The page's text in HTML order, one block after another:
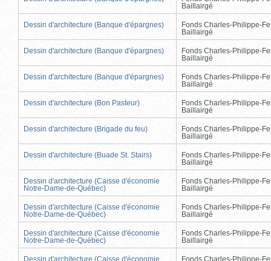
Baillairgé
Dessin d'architecture (Banque d'épargnes)
Fonds Charles-Philippe-
Baillairgé
Dessin d'architecture (Banque d'épargnes)
Fonds Charles-Philippe-
Baillairgé
Dessin d'architecture (Banque d'épargnes)
Fonds Charles-Philippe-
Baillairgé
Dessin d'architecture (Bon Pasteur)
Fonds Charles-Philippe-
Baillairgé
Dessin d'architecture (Brigade du feu)
Fonds Charles-Philippe-
Baillairgé
Dessin d'architecture (Buade St. Stairs)
Fonds Charles-Philippe-
Baillairgé
Dessin d'architecture (Caisse d'économie
Notre-Dame-de-Québec)
Fonds Charles-Philippe-
Baillairgé
Dessin d'architecture (Caisse d'économie
Notre-Dame-de-Québec)
Fonds Charles-Philippe-
Baillairgé
Dessin d'architecture (Caisse d'économie
Notre-Dame-de-Québec)
Fonds Charles-Philippe-
Baillairgé
Dessin d'architecture (Caisse d'économie
Fonds Charles-Philippe-